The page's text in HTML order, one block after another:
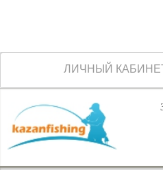
ЛИЧНЫЙ